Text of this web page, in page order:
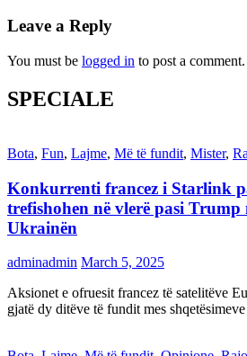
Leave a Reply
You must be logged in to post a comment.
SPECIALE
Bota, Fun, Lajme, Më të fundit, Mister,
Konkurrenti francez i Starlink
trefishohen në vlerë pasi
Ukrainën
adminadmin March 5, 2025
Aksionet e ofruesit francez të satelitëve
gjatë dy ditëve të fundit mes